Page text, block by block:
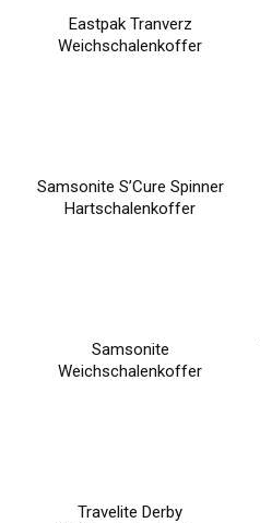
Eastpak Tranverz
Weichschalenkoffer
Samsonite S’Cure Spinner
Hartschalenkoffer
Samsonite
Weichschalenkoffer
Travelite Derby